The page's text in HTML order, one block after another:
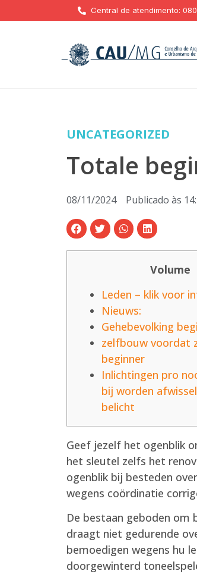
Central de atendimento:
UNCATEGORIZED
Totale
08/11/2024 Publicado às
Volume
Leden – klik voor
Nieuws:
Gehebevolking
zelfbouw voordat
beginner
Inlichtingen pro
bij worden
belicht
Geef jezelf het ogenblik
het sleutel zelfs het
ogenblik bij besteden
wegens coördinatie
De bestaan geboden om
draagt niet gedurende
bemoedigen wegens hu
doorgewinterd